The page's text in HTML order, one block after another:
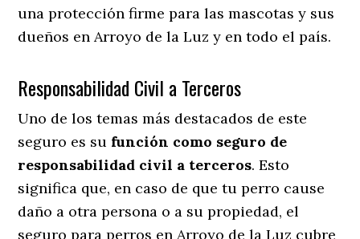
una protección firme para las mascotas y sus
dueños en Arroyo de la Luz y en todo el país.
Responsabilidad Civil a Terceros
Uno de los temas más destacados de este
seguro es su función como seguro de
responsabilidad civil a terceros. Esto
significa que, en caso de que tu perro cause
daño a otra persona o a su propiedad, el
seguro para perros en Arroyo de la Luz cubre